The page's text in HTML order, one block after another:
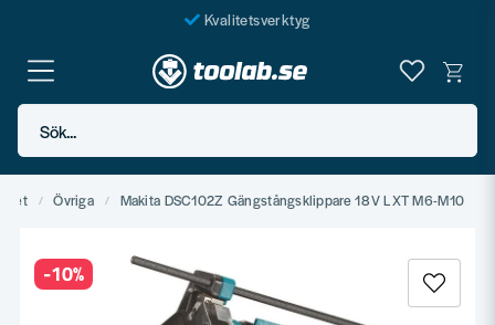
Kvalitetsverktyg
Fraktfritt över 999 SEK*
En järnhandel för alla
Sök...
Övriga Makita DSC102Z Gängstångsklippare 18V LXT M6-M10
-10%